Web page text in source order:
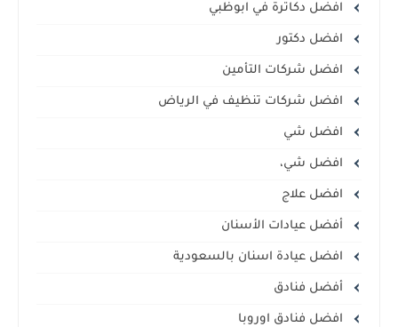
افضل دكاترة في ابوظبي
افضل دكتور
افضل شركات التأمين
افضل شركات تنظيف في الرياض
افضل شي
افضل شي،
افضل علاج
أفضل عيادات الأسنان
افضل عيادة اسنان بالسعودية
أفضل فنادق
افضل فنادق اوروبا